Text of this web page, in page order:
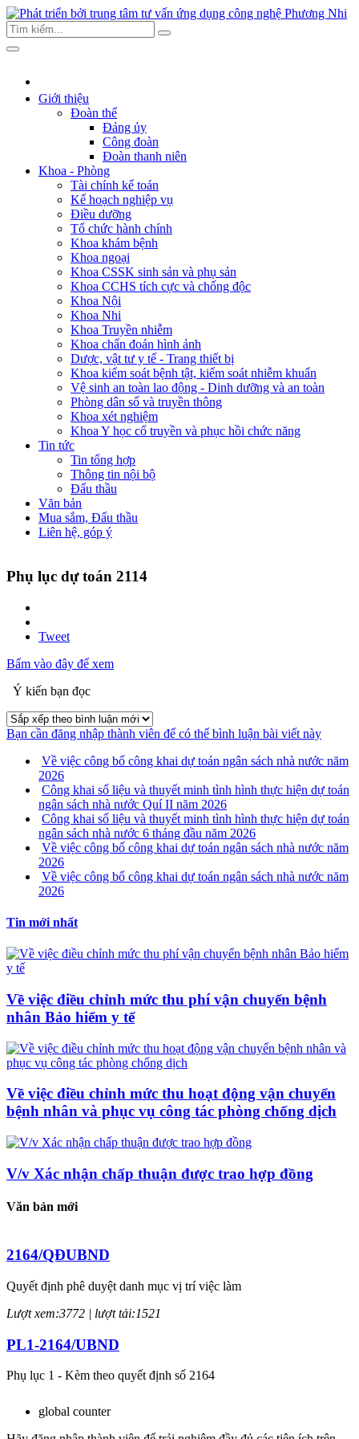
Giới thiệu
Đoàn thể
Đảng ủy
Công đoàn
Đoàn thanh niên
Khoa - Phòng
Tài chính kế toán
Kế hoạch nghiệp vụ
Điều dưỡng
Tổ chức hành chính
Khoa khám bệnh
Khoa ngoại
Khoa CSSK sinh sản và phụ sản
Khoa CCHS tích cực và chống độc
Khoa Nội
Khoa Nhi
Khoa Truyền nhiễm
Khoa chẩn đoán hình ảnh
Dược, vật tư y tế - Trang thiết bị
Khoa kiểm soát bệnh tật, kiểm soát nhiễm khuẩn
Vệ sinh an toàn lao động - Dinh dưỡng và an toàn
Phòng dân số và truyền thông
Khoa xét nghiệm
Khoa Y học cổ truyền và phục hồi chức năng
Tin tức
Tin tổng hợp
Thông tin nội bộ
Đấu thầu
Văn bản
Mua sắm, Đấu thầu
Liên hệ, góp ý
Phụ lục dự toán 2114
Tweet
Bấm vào đây để xem
Ý kiến bạn đọc
Bạn cần đăng nhập thành viên để có thể bình luận bài viết này
Về việc công bố công khai dự toán ngân sách nhà nước năm
2026
Công khai số liệu và thuyết minh tình hình thực hiện dự toán
ngân sách nhà nước Quí II năm 2026
Công khai số liệu và thuyết minh tình hình thực hiện dự toán
ngân sách nhà nước 6 tháng đầu năm 2026
Về việc công bố công khai dự toán ngân sách nhà nước năm
2026
Về việc công bố công khai dự toán ngân sách nhà nước năm
2026
Tin mới nhất
Về việc điều chỉnh mức thu phí vận chuyển bệnh
nhân Bảo hiểm y tế
Về việc điều chỉnh mức thu hoạt động vận chuyển
bệnh nhân và phục vụ công tác phòng chống dịch
V/v Xác nhận chấp thuận được trao hợp đồng
Văn bản mới
2164/QĐUBND
Quyết định phê duyệt danh mục vị trí việc làm
Lượt xem:3772 | lượt tải:1521
PL1-2164/UBND
Phụ lục 1 - Kèm theo quyết định số 2164
PL2-2164/UBND
global counter